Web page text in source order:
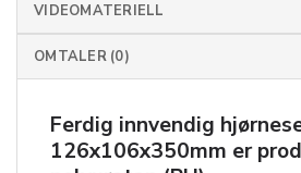
VIDEOMATERIELL
OMTALER (0)
Ferdig innvendig
126x106x350mm er